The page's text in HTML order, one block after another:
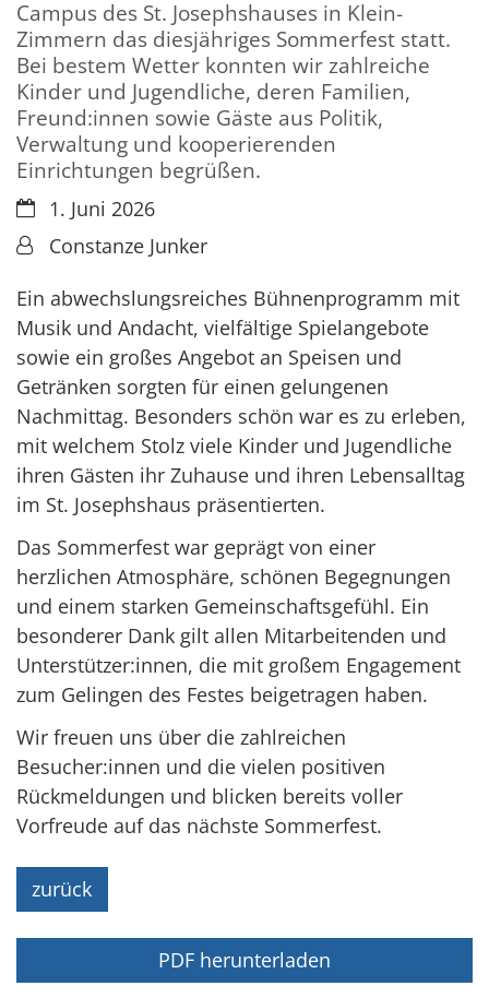
Campus des St. Josephshauses in Klein-
Zimmern das diesjähriges Sommerfest statt.
Bei bestem Wetter konnten wir zahlreiche
Kinder und Jugendliche, deren Familien,
Freund:innen sowie Gäste aus Politik,
Verwaltung und kooperierenden
Einrichtungen begrüßen.
Datum:1. Juni 2026
Von:Constanze Junker
Ein abwechslungsreiches Bühnenprogramm mit
Musik und Andacht, vielfältige Spielangebote
sowie ein großes Angebot an Speisen und
Getränken sorgten für einen gelungenen
Nachmittag. Besonders schön war es zu erleben,
mit welchem Stolz viele Kinder und Jugendliche
ihren Gästen ihr Zuhause und ihren Lebensalltag
im St. Josephshaus präsentierten.
Das Sommerfest war geprägt von einer
herzlichen Atmosphäre, schönen Begegnungen
und einem starken Gemeinschaftsgefühl. Ein
besonderer Dank gilt allen Mitarbeitenden und
Unterstützer:innen, die mit großem Engagement
zum Gelingen des Festes beigetragen haben.
Wir freuen uns über die zahlreichen
Besucher:innen und die vielen positiven
Rückmeldungen und blicken bereits voller
Vorfreude auf das nächste Sommerfest.
zurück
PDF herunterladen